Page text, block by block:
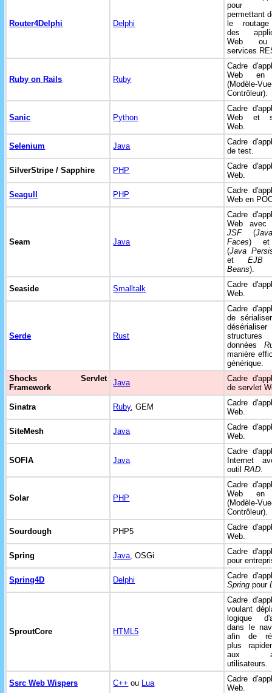
Router4Delphi Delphi
pour
permettant
le
des
Web
services
Ruby on Rails Ruby
Cadre
Web
(Modèle-
Contrôleur).
Sanic Python
Cadre
Web et
Web.
Selenium Java
Cadre
de test.
SilverStripe / Sapphire PHP
Cadre
Web.
Seagull PHP
Cadre
Web en
Seam Java
Cadre
Web
JSF(
Faces)
(Java
et EJB
Beans).
Seaside Smalltalk
Cadre
Web.
Serde Rust
Cadre
de
données
manière
générique.
Shocks Servlet
Framework
Java
Cadre
de servlet
Sinatra Ruby, GEM
Cadre
Web.
SiteMesh Java
Cadre
Web.
SOFIA Java
Cadre
Internet
outilRAD.
Solar PHP
Cadre
Web
(Modèle-
Contrôleur).
Sourdough PHP5
Cadre
Web.
Spring Java, OSGi
Cadre
pour
Spring4D Delphi
Cadre
Spring pour
SproutCore HTML5
Cadre
voulant
logique
dans le
afin de
plus
aux
utilisateurs.
Ssrc Web Wispers C++ ou Lua
Cadre
Web.